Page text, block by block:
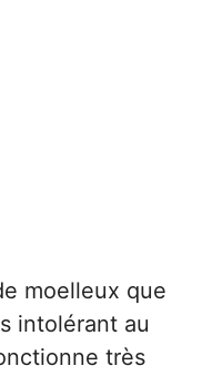
moelleux que
intolérant au
très